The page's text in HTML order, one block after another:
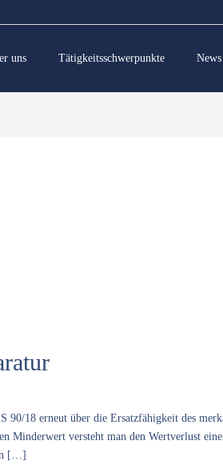
uns Tätigkeitsschwerpunkte News
18 erneut über die Ersatzfähigkeit des
Minderwert versteht man den Wertverlust
[…]